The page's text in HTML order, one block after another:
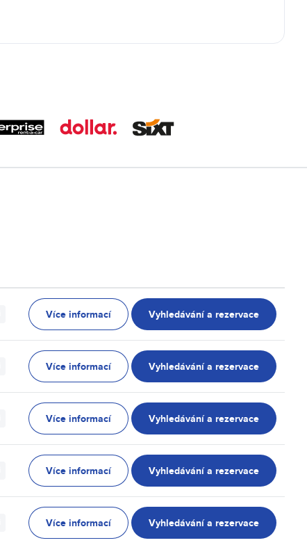
Více informací Vyhledávání a rezervace
Více informací Vyhledávání a rezervace
Více informací Vyhledávání a rezervace
Více informací Vyhledávání a rezervace
Více informací Vyhledávání a rezervace